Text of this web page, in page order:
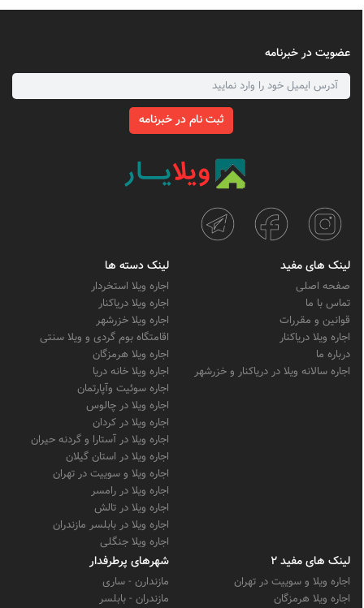
عضویت در خبرنامه
ثبت نام در خبرنامه
لینک های مفید
صفحه اصلی
تماس با ما
قوانین و مقررات
اجاره ویلا دریاکنار
درباره ما
اجاره سالانه ویلا در دریاکنار و خزرشهر
لینک دسته ها
اجاره ویلا استخردار
اجاره ویلا دریاکنار
اجاره ویلا خزرشهر
اقامتگاه بوم گردی و ویلا سنتی
اجاره ویلا هرمزگان
اجاره ویلا خانه دریا
اجاره سوئیت وآپارتمان
اجاره ویلا در چالوس
اجاره ویلا در کردان
اجاره ویلا در آستارا و گردنه حیران
اجاره ویلا در استان گیلان
اجاره ویلا و سوییت در تهران
اجاره ویلا در رامسر
اجاره ویلا در تالش
اجاره ویلا در بابلسر مازندران
اجاره ویلا جنگلی
لینک های مفید 2
اجاره ویلا و سوییت در تهران
اجاره ویلا هرمزگان
شهرهای پرطرفدار
مازندارن - ساری
مازندران - بابلسر